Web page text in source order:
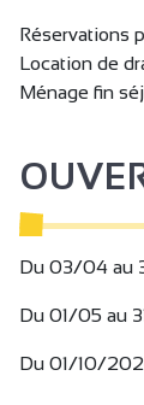
Du 01/05 au
Trois
2 nuits : 500 €
5 nuits : 850 €
Semaine : 1
Taxe de
Du 01/10/
2 nuits : 400
Réservations
Location de
Ménage fin
Du 03/04 au
Du 01/05 au
Du 01/10/